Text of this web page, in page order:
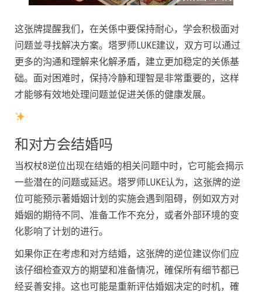
这张牌提醒我们，在关係中要保持耐心，学会积极面对
问题並寻找解决方案。塔罗师LUKE建议，双方可以通过
更多的沟通和理解来化解矛盾，建立更加稳定的关係基
础。面对困难时，保持冷静和理智是非常重要的，这样
才能够有效地处理问题並促进关係的健康发展。
和对方会结婚吗
当权杖8逆位出现在结婚的相关问题中时，它可能会揭示
一些潜在的问题或延迟。塔罗师LUKE认为，这张牌的逆
位可能预示著婚姻计划的实施会遇到阻碍，例如双方对
婚姻的期待不同、准备工作不充分，或者外部环境的变
化影响了计划的进行。
如果你正在考虑和对方结婚，这张牌的逆位建议你们应
该仔细检查双方的期望和准备情况，確保所有细节都已
经妥善安排。这也可能是重新评估婚姻决定的时机，確